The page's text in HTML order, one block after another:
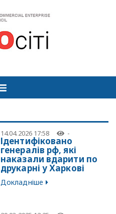
14.04.2026 17:58 -
Ідентифіковано
генералів рф, які
наказали вдарити по
друкарні у Харкові
Докладніше